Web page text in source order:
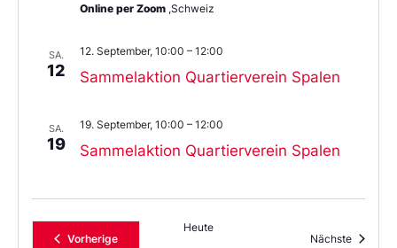
Online per Zoom ,Schweiz
SA.
12 Sammelaktion Quartierverein Spalen
12. September, 10:00 – 12:00
SA.
19 Sammelaktion Quartierverein Spalen
19. September, 10:00 – 12:00
VorherigeVeranstaltungen
Heute
Nächste